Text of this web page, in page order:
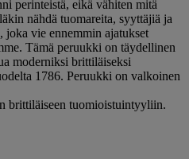
perinteistä, eikä vähiten mitä
nähdä tuomareita, syyttäjiä ja
joka vie ennemmin ajatukset
Tämä peruukki on täydellinen
moderniksi brittiläiseksi
1786. Peruukki on valkoinen
brittiläiseen tuomioistuintyyliin.